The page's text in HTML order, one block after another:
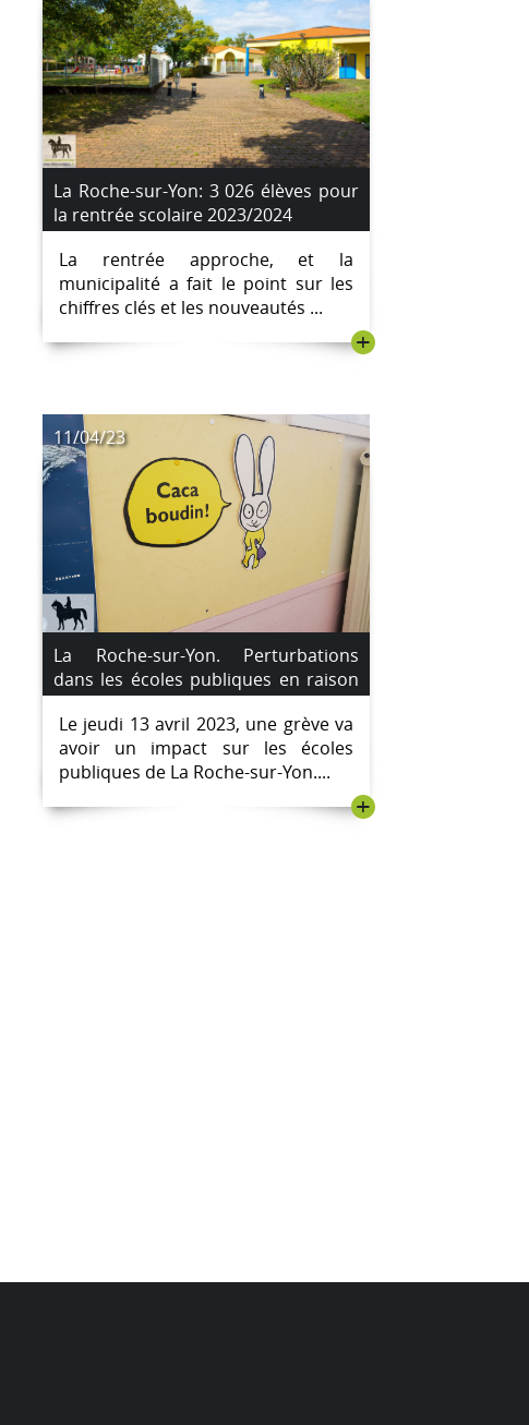
La Roche-sur-Yon: 3 026 élèves pour
la rentrée scolaire 2023/2024
La rentrée approche, et la
municipalité a fait le point sur les
chiffres clés et les nouveautés ...
+
11/04/23
La Roche-sur-Yon. Perturbations
dans les écoles publiques en raison
de la grève du 13 avril 2023.
Le jeudi 13 avril 2023, une grève va
avoir un impact sur les écoles
publiques de La Roche-sur-Yon....
+